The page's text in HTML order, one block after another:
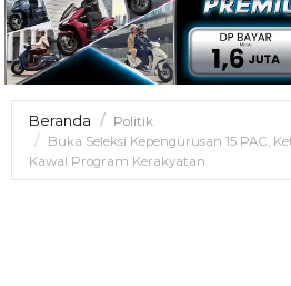
Beranda
Politik
Buka Seleksi Kepengurusan 15 PAC,
Kawal Program Kerakyatan